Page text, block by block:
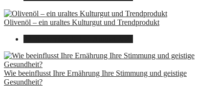
Olivenöl – ein uraltes Kulturgut und Trendprodukt
Wie beeinflusst Ihre Ernährung Ihre Stimmung und geistige
Gesundheit?